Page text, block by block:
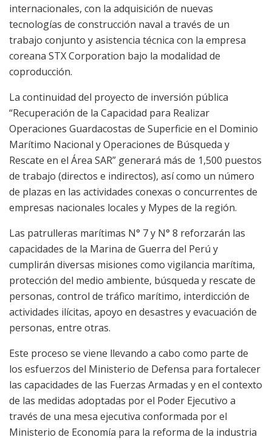
internacionales, con la adquisición de nuevas
tecnologías de construcción naval a través de un
trabajo conjunto y asistencia técnica con la empresa
coreana STX Corporation bajo la modalidad de
coproducción.
La continuidad del proyecto de inversión pública
“Recuperación de la Capacidad para Realizar
Operaciones Guardacostas de Superficie en el Dominio
Marítimo Nacional y Operaciones de Búsqueda y
Rescate en el Área SAR” generará más de 1,500 puestos
de trabajo (directos e indirectos), así como un número
de plazas en las actividades conexas o concurrentes de
empresas nacionales locales y Mypes de la región.
Las patrulleras marítimas N° 7 y N° 8 reforzarán las
capacidades de la Marina de Guerra del Perú y
cumplirán diversas misiones como vigilancia marítima,
protección del medio ambiente, búsqueda y rescate de
personas, control de tráfico marítimo, interdicción de
actividades ilícitas, apoyo en desastres y evacuación de
personas, entre otras.
Este proceso se viene llevando a cabo como parte de
los esfuerzos del Ministerio de Defensa para fortalecer
las capacidades de las Fuerzas Armadas y en el contexto
de las medidas adoptadas por el Poder Ejecutivo a
través de una mesa ejecutiva conformada por el
Ministerio de Economía para la reforma de la industria